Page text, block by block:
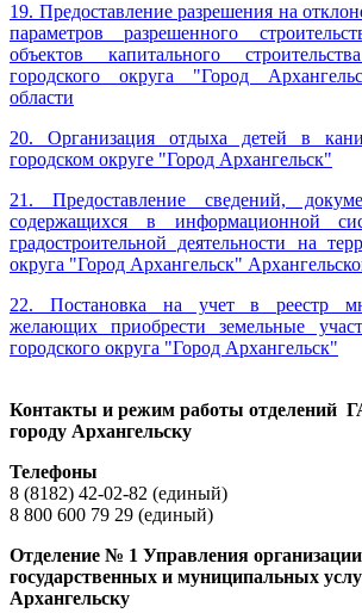
19. Предоставление разрешения на
параметров разрешенного
объектов капитального
городского округа "Город
области
20. Организация отдыха детей в
городском округе "Город Архангельск"
21. Предоставление сведений,
содержащихся в информационной
градостроительной деятельности на
округа "Город Архангельск"
22. Постановка на учет в реестр
желающих приобрести земельные
городского округа "Город Архангельск"
Контакты и режим работы
городу Архангельску
Телефоны
8 (8182) 42-02-82 (единый)
8 800 600 79 29 (единый)
Отделение № 1 Управления
государственных и муниципальных
Архангельску